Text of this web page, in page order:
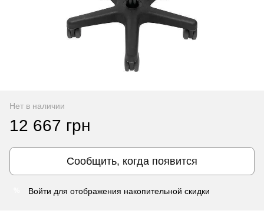
Нет в наличии
12 667 грн
Сообщить, когда появится
Войти для отображения накопительной скидки